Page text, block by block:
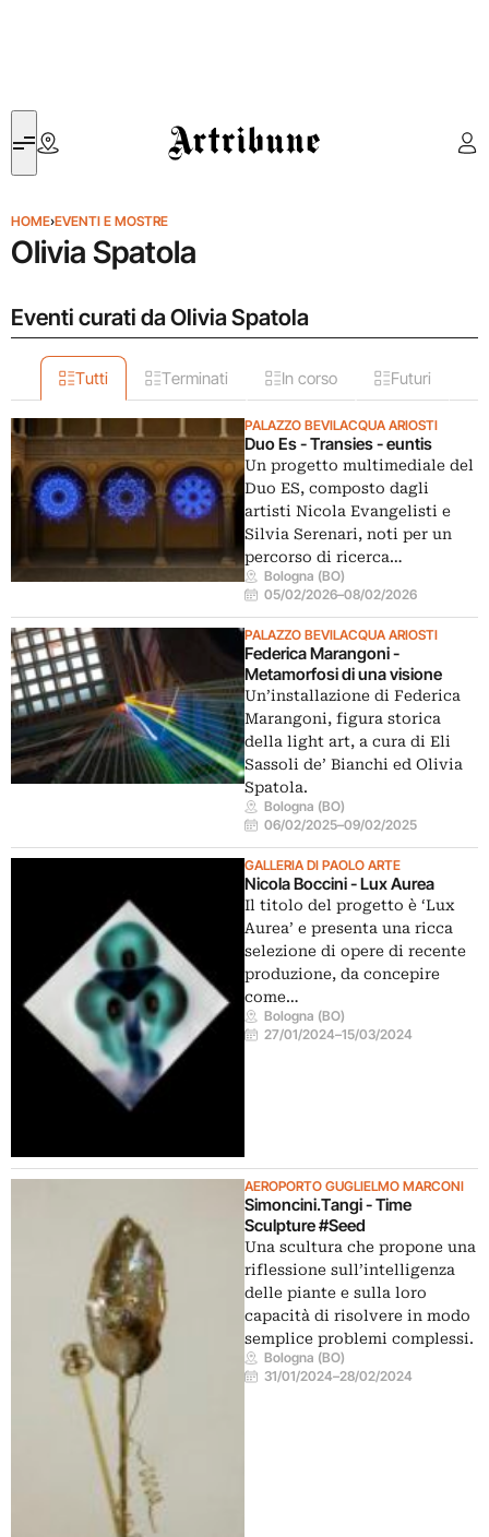
Artribune
HOME›EVENTI E MOSTRE
Olivia Spatola
Eventi curati da Olivia Spatola
Tutti Terminati In corso Futuri
PALAZZO BEVILACQUA ARIOSTI
Duo Es - Transies - euntis
Un progetto multimediale del
Duo ES, composto dagli
artisti Nicola Evangelisti e
Silvia Serenari, noti per un
percorso di ricerca…
Bologna (BO)
05/02/2026–08/02/2026
PALAZZO BEVILACQUA ARIOSTI
Federica Marangoni -
Metamorfosi di una visione
Un’installazione di Federica
Marangoni, figura storica
della light art, a cura di Eli
Sassoli de’ Bianchi ed Olivia
Spatola.
Bologna (BO)
06/02/2025–09/02/2025
GALLERIA DI PAOLO ARTE
Nicola Boccini - Lux Aurea
Il titolo del progetto è ‘Lux
Aurea’ e presenta una ricca
selezione di opere di recente
produzione, da concepire
come…
Bologna (BO)
27/01/2024–15/03/2024
AEROPORTO GUGLIELMO MARCONI
Simoncini.Tangi - Time
Sculpture #Seed
Una scultura che propone una
riflessione sull’intelligenza
delle piante e sulla loro
capacità di risolvere in modo
semplice problemi complessi.
Bologna (BO)
31/01/2024–28/02/2024